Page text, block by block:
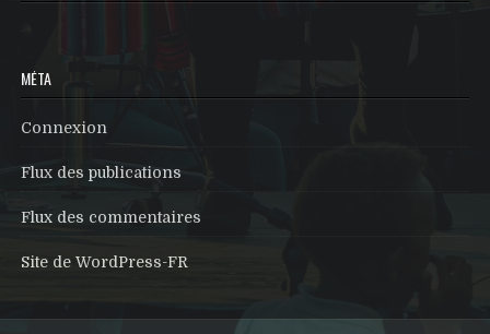
MÉTA
Connexion
Flux des publications
Flux des commentaires
Site de WordPress-FR